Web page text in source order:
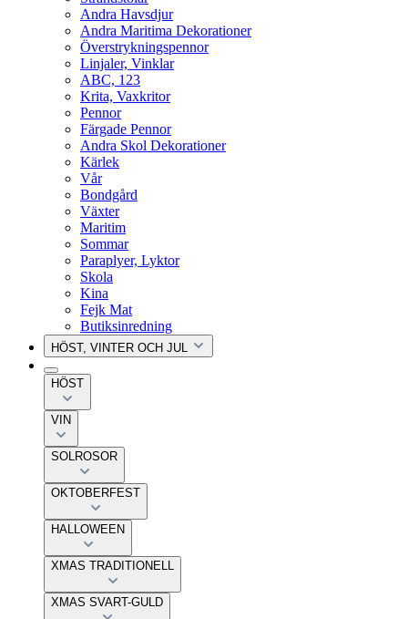
Andra Havsdjur
Andra Maritima Dekorationer
Överstrykningspennor
Linjaler, Vinklar
ABC, 123
Krita, Vaxkritor
Pennor
Färgade Pennor
Andra Skol Dekorationer
Kärlek
Vår
Bondgård
Växter
Maritim
Sommar
Paraplyer, Lyktor
Skola
Kina
Fejk Mat
Butiksinredning
HÖST, VINTER OCH JUL
HÖST
VIN
SOLROSOR
OKTOBERFEST
HALLOWEEN
XMAS TRADITIONELL
XMAS SVART-GULD